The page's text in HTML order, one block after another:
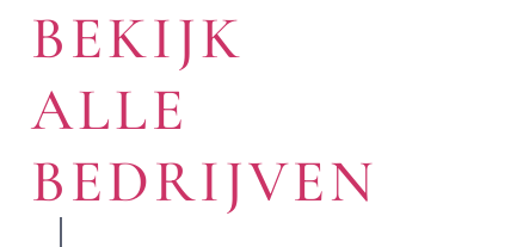
BEKIJK
ALLE
BEDRIJVEN